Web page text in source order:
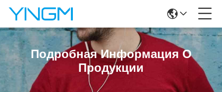
Подробная Информация О
Продукции